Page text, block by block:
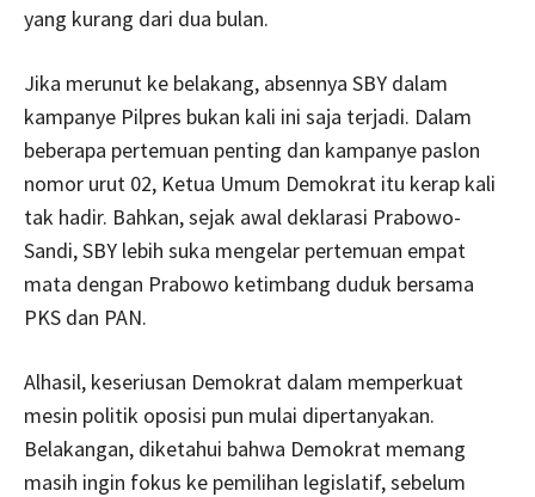
yang kurang dari dua bulan.
Jika merunut ke belakang, absennya SBY dalam
kampanye Pilpres bukan kali ini saja terjadi. Dalam
beberapa pertemuan penting dan kampanye paslon
nomor urut 02, Ketua Umum Demokrat itu kerap kali
tak hadir. Bahkan, sejak awal deklarasi Prabowo-
Sandi, SBY lebih suka mengelar pertemuan empat
mata dengan Prabowo ketimbang duduk bersama
PKS dan PAN.
Alhasil, keseriusan Demokrat dalam memperkuat
mesin politik oposisi pun mulai dipertanyakan.
Belakangan, diketahui bahwa Demokrat memang
masih ingin fokus ke pemilihan legislatif, sebelum